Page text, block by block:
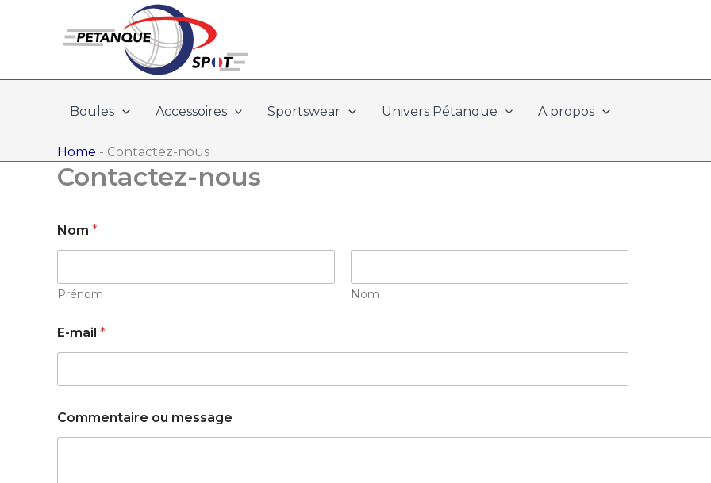
Boules Accessoires Sportswear Univers Pétanque A propos
Home - Contactez-nous
Contactez-nous
Nom *
Prénom Nom
u
E
m
i
l
E
E-mail *
Commentaire ou message